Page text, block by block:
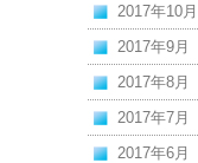
2017年10月
2017年9月
2017年8月
2017年7月
2017年6月